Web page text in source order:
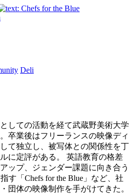
Deli
しての活動を経て武蔵野美術大学
卒業後はフリーランスの映像ディ
て独立し、被写体との関係性を丁
に定評がある。 英語教育の格差
ップ、ジェンダー課題に向き合う
す「Chefs for the Blue」など、社
団体の映像制作を手がけてきた。